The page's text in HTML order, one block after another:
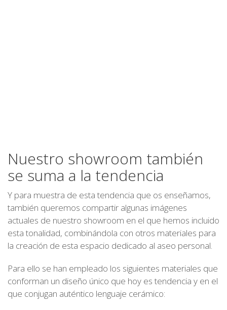
Nuestro showroom también
se suma a la tendencia
Y para muestra de esta tendencia que os enseñamos,
también queremos compartir algunas imágenes
actuales de nuestro showroom en el que hemos incluido
esta tonalidad, combinándola con otros materiales para
la creación de esta espacio dedicado al aseo personal.
Para ello se han empleado los siguientes materiales que
conforman un diseño único que hoy es tendencia y en el
que conjugan auténtico lenguaje cerámico: